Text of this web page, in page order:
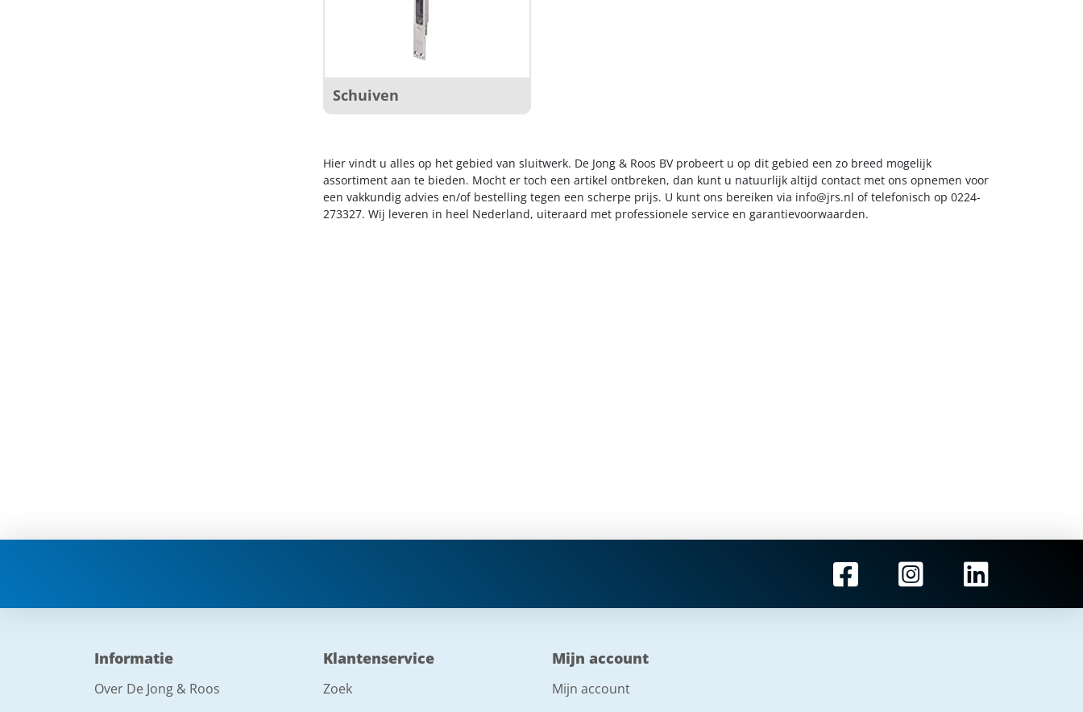
Schuiven
Hier vindt u alles op het gebied van sluitwerk. De Jong & Roos BV probeert u op dit gebied een zo breed mogelijk
assortiment aan te bieden. Mocht er toch een artikel ontbreken, dan kunt u natuurlijk altijd contact met ons opnemen voor
een vakkundig advies en/of bestelling tegen een scherpe prijs. U kunt ons bereiken via info@jrs.nl of telefonisch op 0224-
273327. Wij leveren in heel Nederland, uiteraard met professionele service en garantievoorwaarden.
Informatie
Over De Jong & Roos
Klantenservice
Zoek
Mijn account
Mijn account